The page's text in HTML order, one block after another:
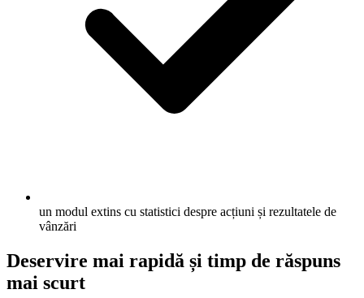
un modul extins cu statistici despre acțiuni și rezultatele de
vânzări
Deservire mai rapidă și timp de răspuns
mai scurt